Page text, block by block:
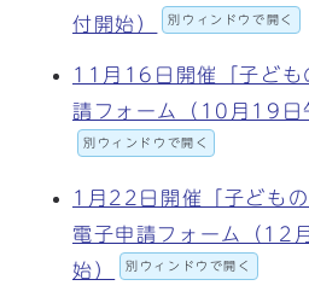
付開始）
別ウィンドウで開く
11月16日開催「子ども
請フォーム（10月19日
別ウィンドウで開く
1月22日開催「子どもの
電子申請フォーム（12
始）
別ウィンドウで開く